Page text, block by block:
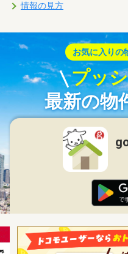
情報の見方
お気に入りの
プッ
最新の物